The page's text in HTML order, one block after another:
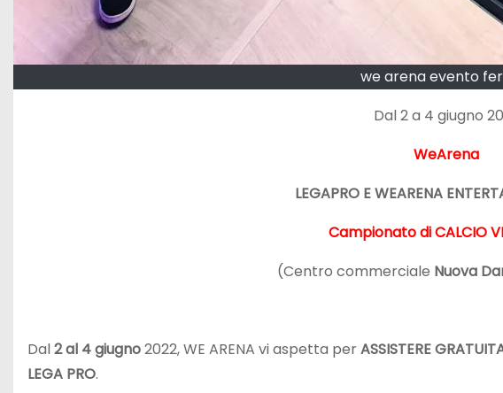
we arena evento
Dal 2 a 4 giugno
WeArena
LEGAPRO E WEARENA
Campionato di CALCIO
(Centro commerciale Nuova
Dal2 al 4 giugno2022, WE ARENA vi aspetta perASSISTERE
LEGA PRO.